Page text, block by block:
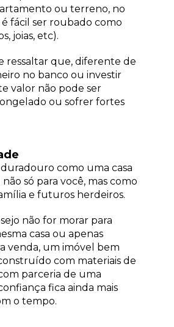
ou terreno, no
fácil ser roubado como
joias, etc).
ressaltar que, diferente de
no banco ou investir
valor não pode ser
ou sofrer fortes
como uma casa
só para você, mas como
e futuros herdeiros.
não for morar para
casa ou apenas
venda, um imóvel bem
com materiais de
parceria de uma
fica ainda mais
o tempo.